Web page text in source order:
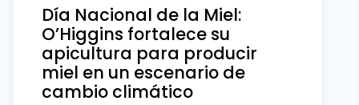
Día Nacional de la Miel:
O’Higgins fortalece su
apicultura para producir
miel en un escenario de
cambio climático